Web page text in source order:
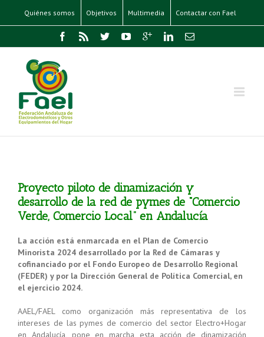
Quiénes somos Objetivos Multimedia Contactar con Fael
Proyecto piloto de dinamización y
desarrollo de la red de pymes de “Comercio
Verde, Comercio Local” en Andalucía
La acción está enmarcada en el Plan de Comercio
Minorista 2024 desarrollado por la Red de Cámaras y
cofinanciado por el Fondo Europeo de Desarrollo Regional
(FEDER) y por la Dirección General de Política Comercial, en
el ejercicio 2024.
AAEL/FAEL como organización más representativa de los
intereses de las pymes de comercio del sector Electro+Hogar
en Andalucía, pone en marcha esta acción de dinamización